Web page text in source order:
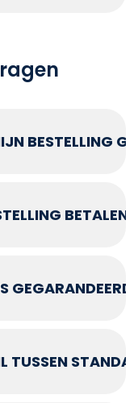
BESTELLING
BETALEN?
TUSSEN